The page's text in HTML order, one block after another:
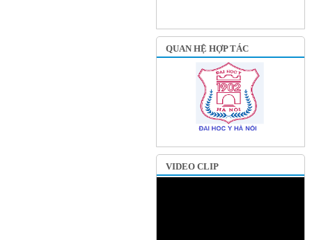
QUAN HỆ HỢP TÁC
VIDEO CLIP